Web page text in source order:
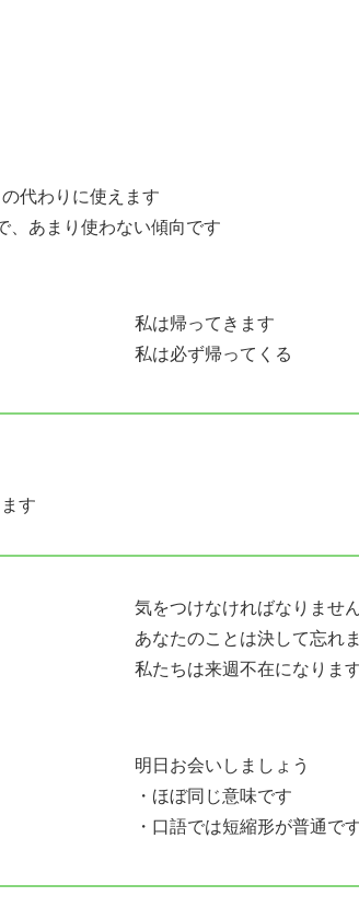
代わりに使えます
、あまり使わない傾向です
私は帰ってきます
私は必ず帰ってくる
す
気をつけなければなりませ
あなたのことは決して忘れ
私たちは来週不在になりま
明日お会いしましょう
・ほぼ同じ意味です
・口語では短縮形が普通で